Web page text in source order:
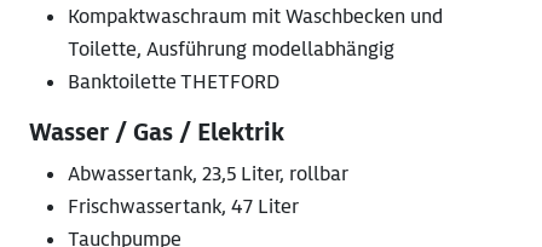
Kompaktwaschraum mit Waschbecken und
Toilette, Ausführung modellabhängig
Banktoilette THETFORD
Wasser / Gas / Elektrik
Abwassertank, 23,5 Liter, rollbar
Frischwassertank, 47 Liter
Tauchpumpe